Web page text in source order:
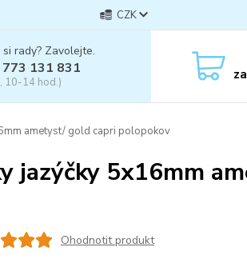
CZK
rady? Zavolejte.
131 831
10-14 hod.) za
ametyst/ gold capri polopokov
jazýčky 5x16mm
Ohodnotit produkt